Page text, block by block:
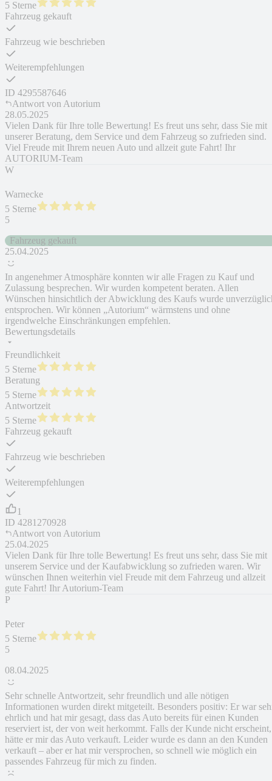
5 Sterne
Fahrzeug gekauft
Fahrzeug wie beschrieben
Weiterempfehlungen
ID 4295587646
Antwort von Autorium
28.05.2025
Vielen Dank für Ihre tolle Bewertung! Es freut uns sehr, dass Sie mit
unserer Beratung, dem Service und dem Fahrzeug so zufrieden sind.
Viel Freude mit Ihrem neuen Auto und allzeit gute Fahrt! Ihr
AUTORIUM-Team
W
Warnecke
5 Sterne
5
Fahrzeug gekauft
25.04.2025
In angenehmer Atmosphäre konnten wir alle Fragen zu Kauf und
Zulassung besprechen. Wir wurden kompetent beraten. Allen
Wünschen hinsichtlich der Abwicklung des Kaufs wurde
entsprochen. Wir können „Autorium“ wärmstens und ohne
irgendwelche Einschränkungen empfehlen.
Bewertungsdetails
Freundlichkeit
5 Sterne
Beratung
5 Sterne
Antwortzeit
5 Sterne
Fahrzeug gekauft
Fahrzeug wie beschrieben
Weiterempfehlungen
1
ID 4281270928
Antwort von Autorium
25.04.2025
Vielen Dank für Ihre tolle Bewertung! Es freut uns sehr, dass Sie mit
unserem Service und der Kaufabwicklung so zufrieden waren. Wir
wünschen Ihnen weiterhin viel Freude mit dem Fahrzeug und allzeit
gute Fahrt! Ihr Autorium-Team
P
Peter
5 Sterne
5
08.04.2025
Sehr schnelle Antwortzeit, sehr freundlich und alle nötigen
Informationen wurden direkt mitgeteilt. Besonders positiv: Er war
ehrlich und hat mir gesagt, dass das Auto bereits für einen Kunden
reserviert ist, der von weit herkommt. Falls der Kunde nicht erscheint,
hätte er mir das Auto verkauft. Leider wurde es dann an den Kunden
verkauft – aber er hat mir versprochen, so schnell wie möglich ein
passendes Fahrzeug für mich zu finden.